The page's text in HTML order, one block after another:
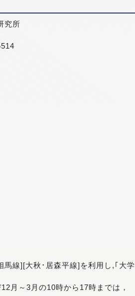
究所
線][大秋･居森平線]を利用し,｢大学
月～3月の10時から17時までは，